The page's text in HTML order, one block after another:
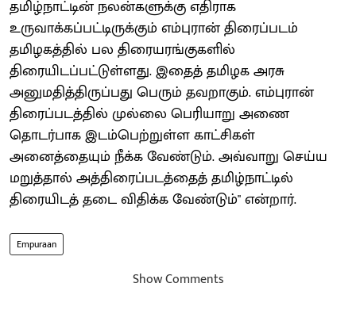
தமிழ்நாட்டின் நலன்களுக்கு எதிராக
உருவாக்கப்பட்டிருக்கும் எம்புரான் திரைப்படம்
தமிழகத்தில் பல திரையரங்குகளில்
திரையிடப்பட்டுள்ளது. இதைத் தமிழக அரசு
அனுமதித்திருப்பது பெரும் தவறாகும். எம்புரான்
திரைப்படத்தில் முல்லை பெரியாறு அணை
தொடர்பாக இடம்பெற்றுள்ள காட்சிகள்
அனைத்தையும் நீக்க வேண்டும். அவ்வாறு செய்ய
மறுத்தால் அத்திரைப்படத்தைத் தமிழ்நாட்டில்
திரையிடத் தடை விதிக்க வேண்டும்" என்றார்.
Empuraan
Show Comments